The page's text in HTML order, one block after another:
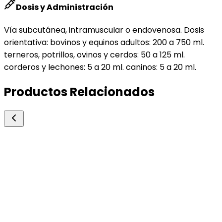
Dosis y Administración
Vía subcutánea, intramuscular o endovenosa. Dosis
orientativa: bovinos y equinos adultos: 200 a 750 ml.
terneros, potrillos, ovinos y cerdos: 50 a 125 ml.
corderos y lechones: 5 a 20 ml. caninos: 5 a 20 ml.
Productos Relacionados